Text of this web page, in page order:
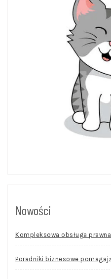
Nowości
Kompleksowa obsługa
Poradniki biznesowe